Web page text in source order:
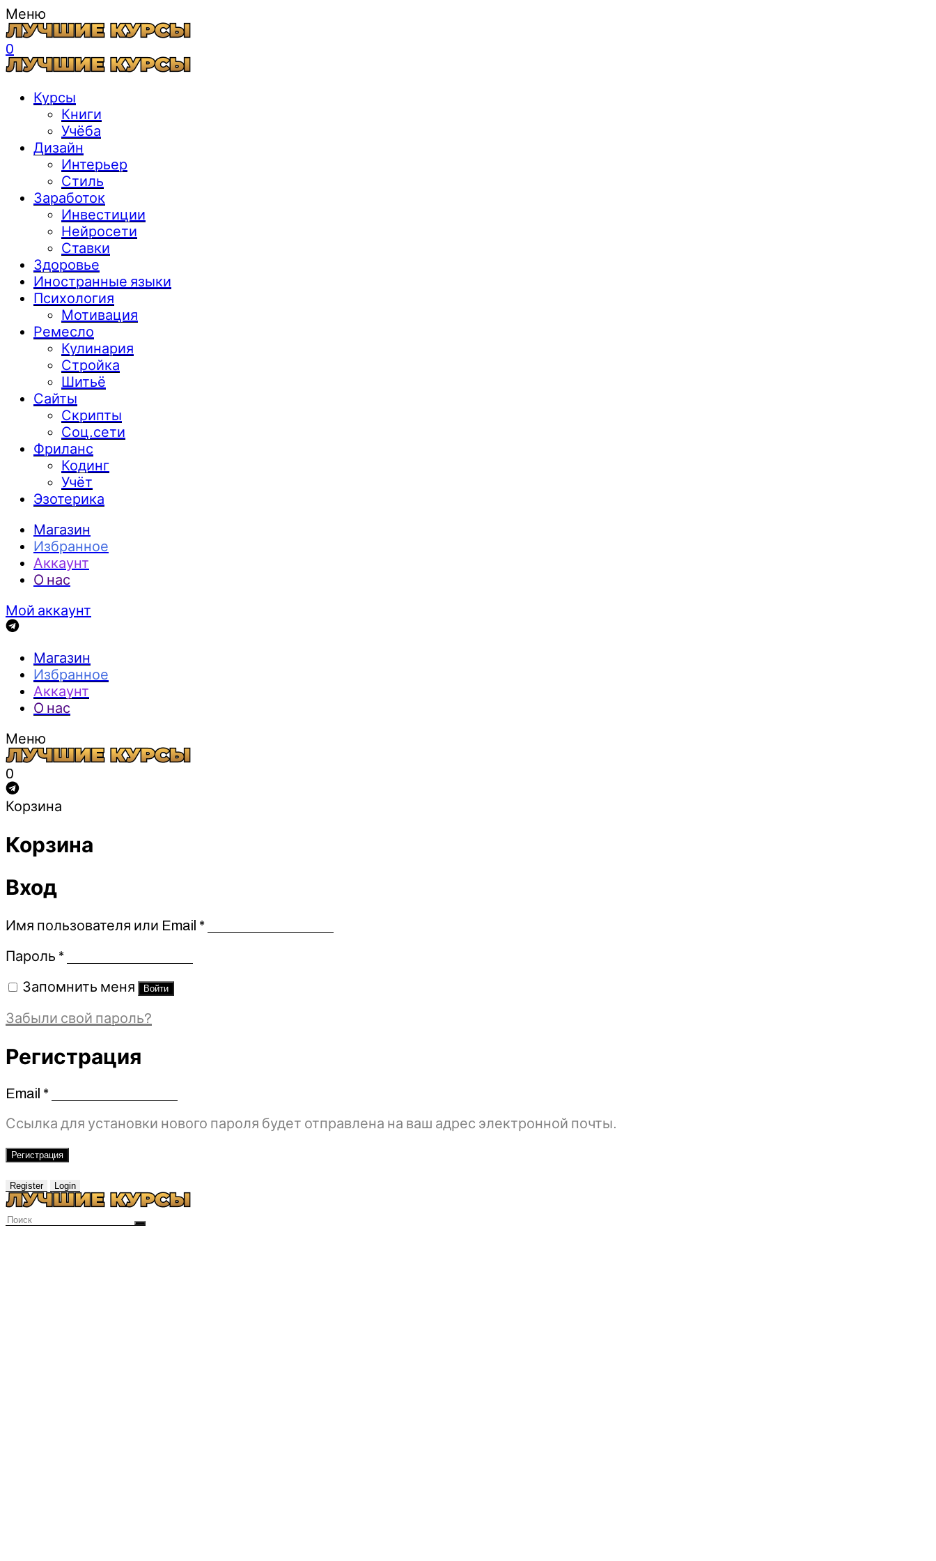
Меню
0
Курсы
Книги
Учёба
Дизайн
Интерьер
Стиль
Заработок
Инвестиции
Нейросети
Ставки
Здоровье
Иностранные языки
Психология
Мотивация
Ремесло
Кулинария
Стройка
Шитьё
Сайты
Скрипты
Соц.сети
Фриланс
Кодинг
Учёт
Эзотерика
Магазин
Избранное
Аккаунт
О нас
Мой аккаунт
Магазин
Избранное
Аккаунт
О нас
Меню
0
Корзина
Корзина
Вход
Имя пользователя или Email *Обязательно
Пароль *Обязательно
Запомнить меня Войти
Забыли свой пароль?
Регистрация
Email *Обязательно
Ссылка для установки нового пароля будет отправлена ​​на ваш адрес электронной почты.
Регистрация
Register Login